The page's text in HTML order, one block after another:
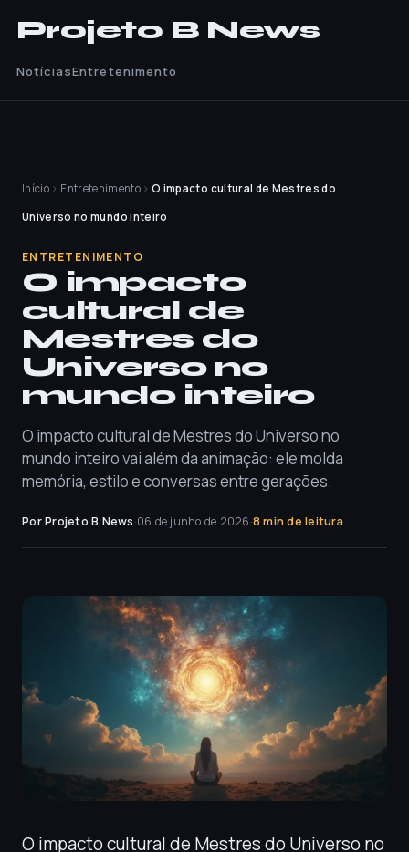
Projeto B News
NotíciasEntretenimento
Início › Entretenimento › O impacto cultural de Mestres do
Universo no mundo inteiro
ENTRETENIMENTO
O impacto
cultural de
Mestres do
Universo no
mundo inteiro
O impacto cultural de Mestres do Universo no
mundo inteiro vai além da animação: ele molda
memória, estilo e conversas entre gerações.
Por Projeto B News·06 de junho de 2026·8 min de leitura
O impacto cultural de Mestres do Universo no